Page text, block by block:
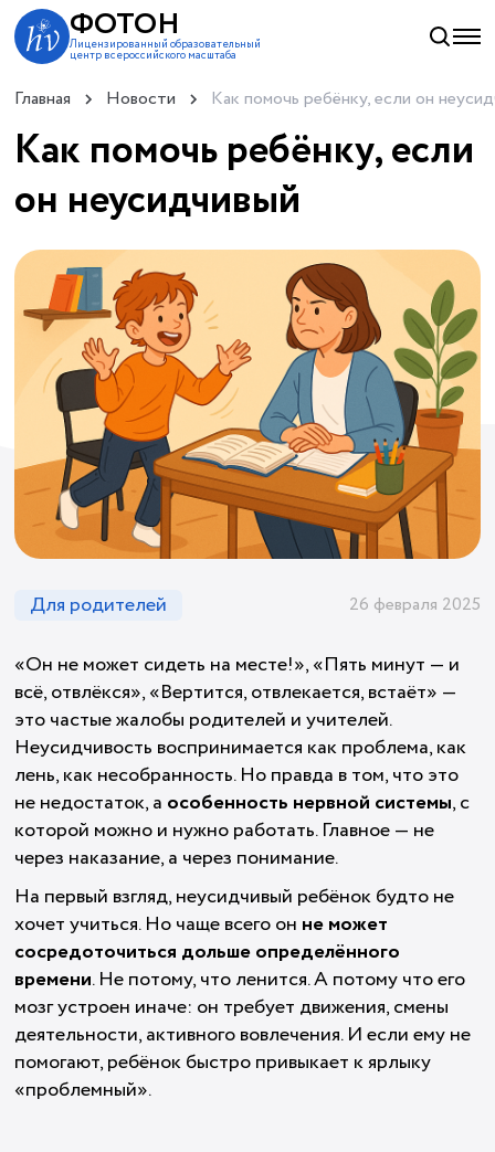
ФОТОН
Лицензированный образовательный
центр всероссийского масштаба
Главная Новости Как помочь ребёнку, если он
Как помочь ребёнку, если
он неусидчивый
Для родителей 26 февраля 2025
«Он не может сидеть на месте!», «Пять минут — и
всё, отвлёкся», «Вертится, отвлекается, встаёт» —
это частые жалобы родителей и учителей.
Неусидчивость воспринимается как проблема, как
лень, как несобранность. Но правда в том, что это
не недостаток, а особенность нервной системы, с
которой можно и нужно работать. Главное — не
через наказание, а через понимание.
На первый взгляд, неусидчивый ребёнок будто не
хочет учиться. Но чаще всего он не может
сосредоточиться дольше определённого
времени. Не потому, что ленится. А потому что его
мозг устроен иначе: он требует движения, смены
деятельности, активного вовлечения. И если ему не
помогают, ребёнок быстро привыкает к ярлыку
«проблемный».